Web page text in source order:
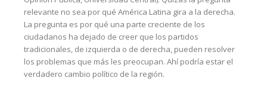
relevante no sea por qué América Latina gira a la derecha.
La pregunta es por qué una parte creciente de los
ciudadanos ha dejado de creer que los partidos
tradicionales, de izquierda o de derecha, pueden resolver
los problemas que más les preocupan. Ahí podría estar el
verdadero cambio político de la región.